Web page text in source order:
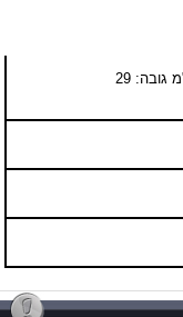
אורך: 40 ס"מ רוחב: 23 ס"מ גובה: 29